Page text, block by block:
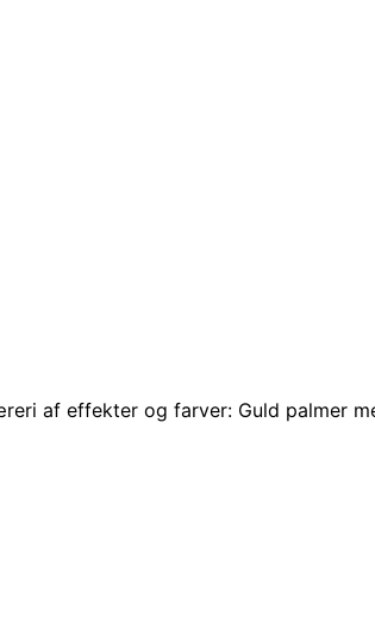
af effekter og farver: Guld palmer